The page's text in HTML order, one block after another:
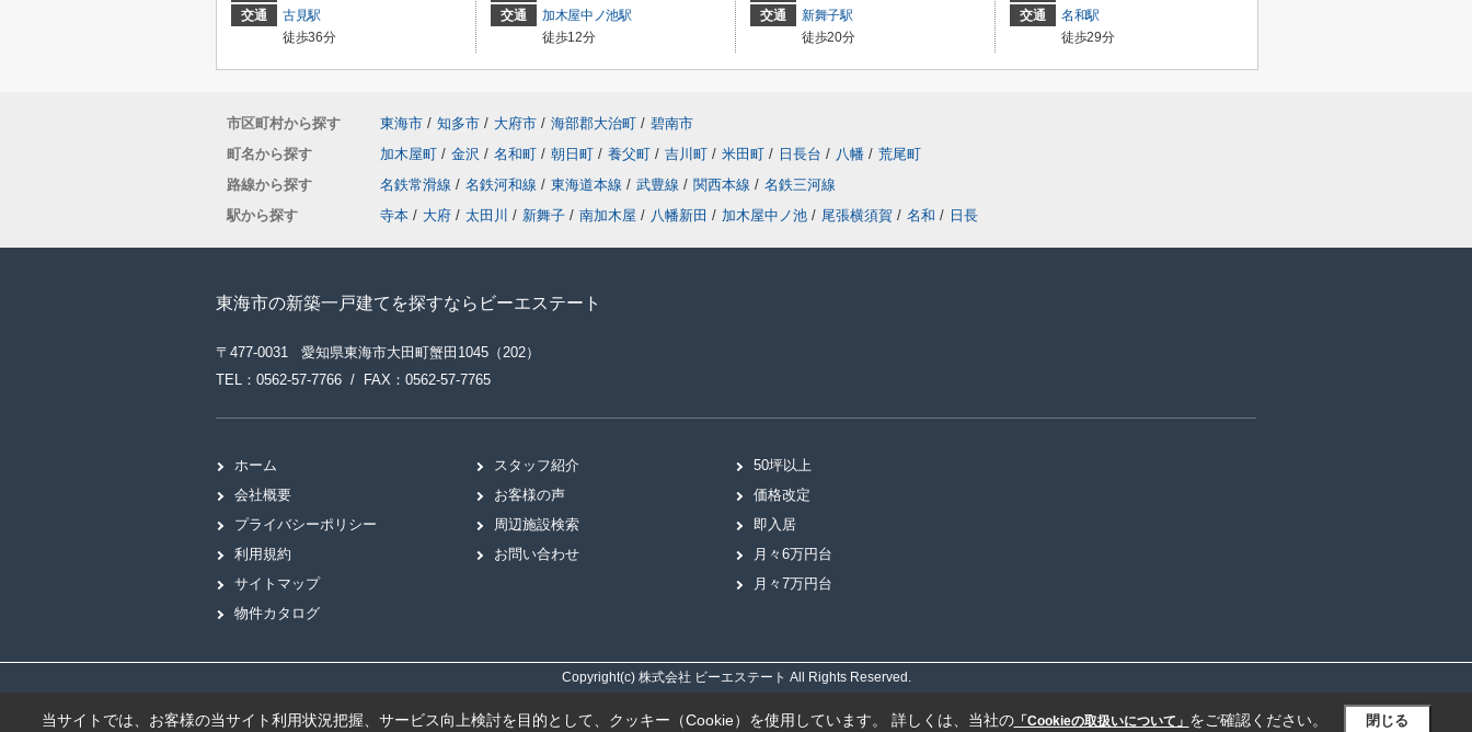
交通
古見駅
徒歩36分
交通
加木屋中ノ池駅
徒歩12分
交通
新舞子駅
徒歩20分
交通
名和駅
徒歩29分
市区町村から探す 東海市 / 知多市 / 大府市 / 海部郡大治町 / 碧南市
町名から探す
加木屋町 / 金沢 / 名和町 / 朝日町 / 養父町 / 吉川町 / 米田町 / 日長台 / 八幡 / 荒尾町
路線から探す
名鉄常滑線 / 名鉄河和線 / 東海道本線 / 武豊線 / 関西本線 / 名鉄三河線
駅から探す
寺本 / 大府 / 太田川 / 新舞子 / 南加木屋 / 八幡新田 / 加木屋中ノ池 / 尾張横須賀 / 名和 / 日長
東海市の新築一戸建てを探すならビーエステート
〒477-0031 愛知県東海市大田町蟹田1045（202）
TEL：0562-57-7766 / FAX：0562-57-7765
ホーム
会社概要
プライバシーポリシー
利用規約
サイトマップ
物件カタログ
スタッフ紹介
お客様の声
周辺施設検索
お問い合わせ
50坪以上
価格改定
即入居
月々6万円台
月々7万円台
Copyright(c) 株式会社 ビーエステート All Rights Reserved.
当サイトでは、お客様の当サイト利用状況把握、サービス向上検討を目的として、クッキー（Cookie）を使用しています。 詳しくは、当社の「Cookieの取扱いについて」 をご確認ください。 閉じる